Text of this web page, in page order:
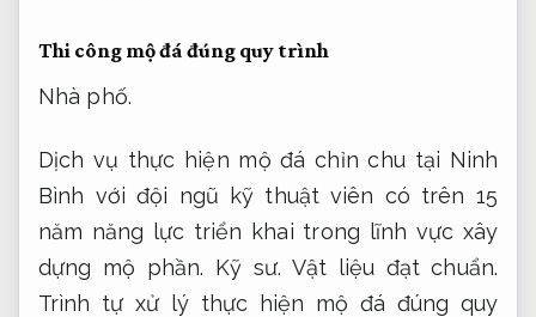
Thi công mộ đá đúng quy trình
Nhà phố.
Dịch vụ thực hiện mộ đá chỉn chu tại Ninh
Bình với đội ngũ kỹ thuật viên có trên 15
năm năng lực triển khai trong lĩnh vực xây
dựng mộ phần. Kỹ sư. Vật liệu đạt chuẩn.
Trình tự xử lý thực hiện mộ đá đúng quy